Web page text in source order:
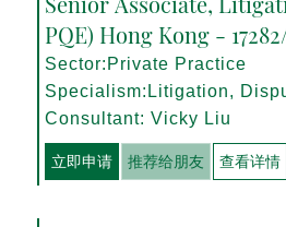
PQE) Hong Kong -
Sector:Private Practice
Specialism:Litigation,
Consultant: Vicky Liu
立即申请 推荐给朋友 查看详情